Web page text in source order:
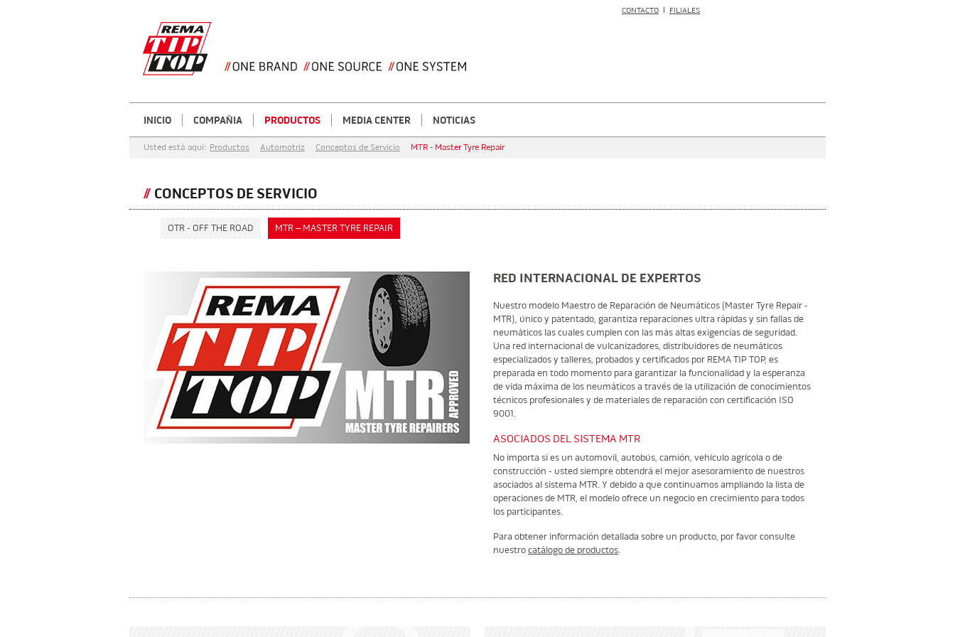
CONTACTO FILIALES
INICIO COMPAÑIA PRODUCTOS MEDIA CENTER NOTICIAS
Usted está aquí: Productos Automotriz Conceptos de Servicio MTR - Master Tyre Repair
CONCEPTOS DE SERVICIO
OTR - OFF THE ROAD MTR – MASTER TYRE REPAIR
RED INTERNACIONAL DE EXPERTOS
Nuestro modelo Maestro de Reparación de Neumáticos (Master Tyre Repair -
MTR), único y patentado, garantiza reparaciones ultra rápidas y sin fallas de
neumáticos las cuales cumplen con las más altas exigencias de seguridad.
Una red internacional de vulcanizadores, distribuidores de neumáticos
especializados y talleres, probados y certificados por REMA TIP TOP, es
preparada en todo momento para garantizar la funcionalidad y la esperanza
de vida máxima de los neumáticos a través de la utilización de conocimientos
técnicos profesionales y de materiales de reparación con certificación ISO
9001.
ASOCIADOS DEL SISTEMA MTR
No importa si es un automovil, autobús, camión, vehículo agrícola o de
construcción - usted siempre obtendrá el mejor asesoramiento de nuestros
asociados al sistema MTR. Y debido a que continuamos ampliando la lista de
operaciones de MTR, el modelo ofrece un negocio en crecimiento para todos
los participantes.
Para obtener información detallada sobre un producto, por favor consulte
nuestrocatálogo de productos.